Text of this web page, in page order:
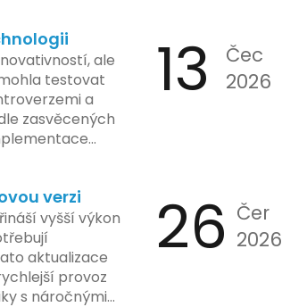
ale
testovat
a
zasvěcených
uživatelských
soukromí a
tvrdí, že
na bezpečnost
různých
celého případu
13
Čec
2026
verzi
vyšší výkon
aktualizace
provoz
s náročnými
26 Čer
2026